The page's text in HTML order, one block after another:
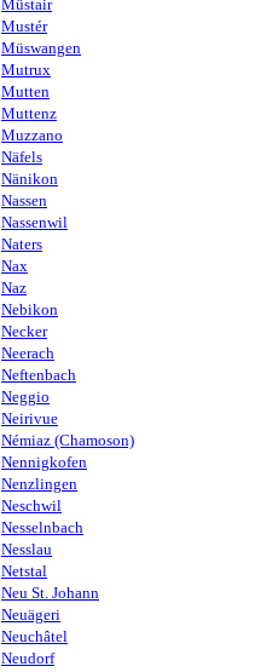
Müstair
Mustér
Müswangen
Mutrux
Mutten
Muttenz
Muzzano
Näfels
Nänikon
Nassen
Nassenwil
Naters
Nax
Naz
Nebikon
Necker
Neerach
Neftenbach
Neggio
Neirivue
Némiaz (Chamoson)
Nennigkofen
Nenzlingen
Neschwil
Nesselnbach
Nesslau
Netstal
Neu St. Johann
Neuägeri
Neuchâtel
Neudorf